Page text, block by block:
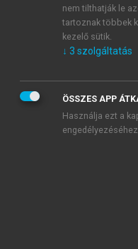
mersz.huoldalak
tudomásul veszem és
nem tilthatják le
tartoznak többek
kezelő sütik.
↓ 3 szolgáltatás
ÖSSZES APP
Használja ezt a